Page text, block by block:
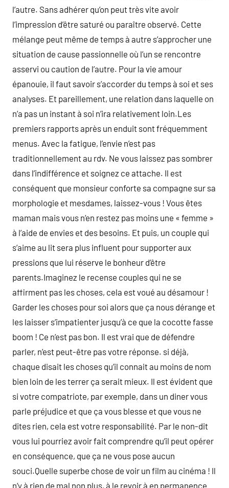
l’autre. Sans adhérer qu’on peut très vite avoir
l’impression d’être saturé ou paraître observé. Cette
mélange peut même de temps à autre s’approcher une
situation de cause passionnelle où l’un se rencontre
asservi ou caution de l’autre. Pour la vie amour
épanouie, il faut savoir s’accorder du temps à soi et ses
analyses. Et pareillement, une relation dans laquelle on
n’a pas un instant à soi n’ira relativement loin.Les
premiers rapports après un enduit sont fréquemment
menus. Avec la fatigue, l’envie n’est pas
traditionnellement au rdv. Ne vous laissez pas sombrer
dans l’indifférence et soignez ce attache. Il est
conséquent que monsieur conforte sa compagne sur sa
morphologie et mesdames, laissez-vous ! Vous êtes
maman mais vous n’en restez pas moins une « femme »
à l’aide de envies et des besoins. Et puis, un couple qui
s’aime au lit sera plus influent pour supporter aux
pressions que lui réserve le bonheur d’être
parents.Imaginez le recense couples qui ne se
affirment pas les choses, cela est voué au désamour !
Garder les choses pour soi alors que ça nous dérange et
les laisser s’impatienter jusqu’à ce que la cocotte fasse
boom ! Ce n’est pas bon. Il est vrai que de défendre
parler, n’est peut-être pas votre réponse. si déjà,
chaque disait les choses qu’il connait au moins de nom
bien loin de les terrer ça serait mieux. Il est évident que
si votre compatriote, par exemple, dans un diner vous
parle préjudice et que ça vous blesse et que vous ne
dites rien, cela est votre responsabilité. Par le non-dit
vous lui pourriez avoir fait comprendre qu’il peut opérer
en conséquence, que ça ne vous pose aucun
souci.Quelle superbe chose de voir un film au cinéma ! Il
n’y à rien de mal non plus, à le revoir à en permanence